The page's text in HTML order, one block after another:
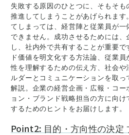
失敗する原因のひとつに、そもそも
推進してしまうことがあげられま
てしまっては、経営陣と従業員が
できません。成功させるためには
し、社内外で共有することが重要
ド価値を明文化する方法論、従業
性を理解するための伝え方、社会
ルダーとコミュニケーションを取
解説。企業の経営企画・広報・コ
ョン・ブランド戦略担当の方に向
するためのヒントをお届けします。
Point2: 目的・方向性の決定